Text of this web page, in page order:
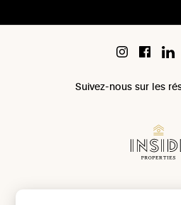
Suivez-nous sur les